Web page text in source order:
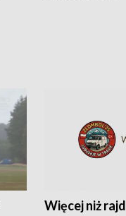
Więcej niż rajd